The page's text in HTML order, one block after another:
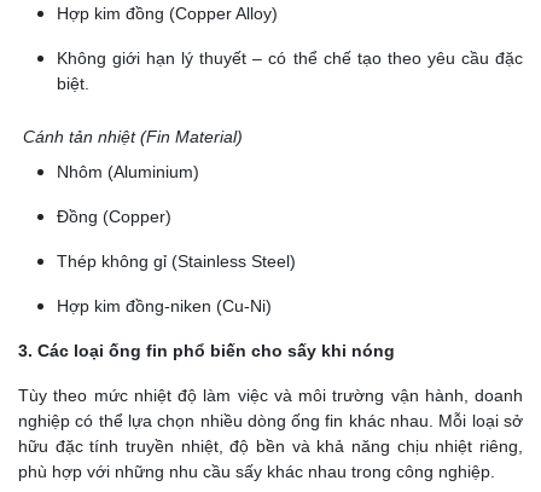
Hợp kim đồng (Copper Alloy)
Không giới hạn lý thuyết – có thể chế tạo theo yêu cầu đặc
biệt.
Cánh tản nhiệt (Fin Material)
Nhôm (Aluminium)
Đồng (Copper)
Thép không gỉ (Stainless Steel)
Hợp kim đồng-niken (Cu-Ni)
3. Các loại ống fin phổ biến cho sấy khi nóng
Tùy theo mức nhiệt độ làm việc và môi trường vận hành, doanh
nghiệp có thể lựa chọn nhiều dòng ống fin khác nhau. Mỗi loại sở
hữu đặc tính truyền nhiệt, độ bền và khả năng chịu nhiệt riêng,
phù hợp với những nhu cầu sấy khác nhau trong công nghiệp.